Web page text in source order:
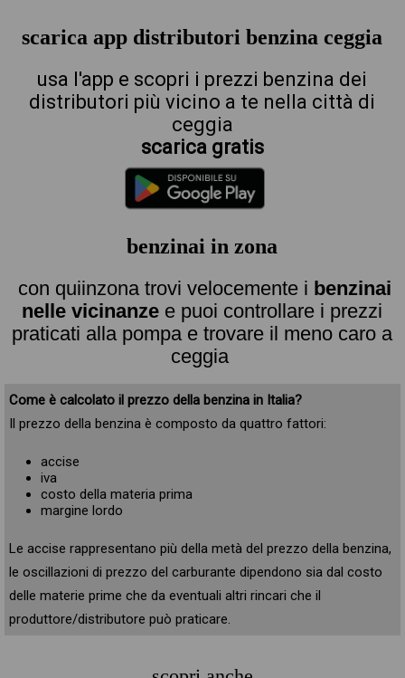
scarica app distributori benzina ceggia
usa l'app e scopri i prezzi benzina dei
distributori più vicino a te nella città di
ceggia
scarica gratis
benzinai in zona
con quiinzona trovi velocemente i benzinai
nelle vicinanze e puoi controllare i prezzi
praticati alla pompa e trovare il meno caro a
ceggia
Come è calcolato il prezzo della benzina in Italia?
Il prezzo della benzina è composto da quattro fattori:
accise
iva
costo della materia prima
margine lordo
Le accise rappresentano più della metà del prezzo della benzina,
le oscillazioni di prezzo del carburante dipendono sia dal costo
delle materie prime che da eventuali altri rincari che il
produttore/distributore può praticare.